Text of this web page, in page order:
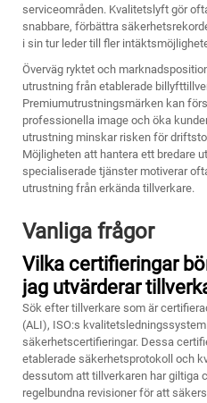
serviceområden. Kvalitetslyft gör
snabbare, förbättra
i sin tur leder till fler
Överväg ryktet och
utrustning från etablerade
Premiumutrustningsmärken kan
professionella image och öka
utrustning minskar risken för
Möjligheten att hantera ett bredare
specialiserade tjänster motiverar
utrustning från erkända tillverkare.
Vanliga frågor
Vilka certifieringar
jag utvärderar
Sök efter tillverkare som är
(ALI), ISO:s
säkerhetscertifieringar. Dessa
etablerade säkerhetsprotokoll och
dessutom att tillverkaren har giltiga
regelbundna revisioner för att